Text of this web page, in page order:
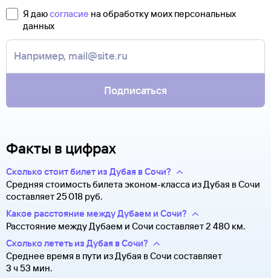
полете.
Туту.ру высылает маршрутную квитанцию по электронной
почте. Советуем распечатать ее и взять с собой в аэропорт.
за границей, хотя для посадки в самолет вам понадобится
только паспорт.
свою ситуацию. С вами свяжутся наши специалисты.
В письме, которое вы получите после заказа, будут
контакты агентства-партнера, через которое оформлен
билет. Вы можете связаться с ним напрямую.
Я даюсогласие на обработку моих персональных
данных
Подписаться
Факты в цифрах
Сколько стоит билет из Дубая в Сочи?
Средняя стоимость билета эконом-класса из Дубая в Сочи
составляет 25 ⁠018 руб.
Какое расстояние между Дубаем и Сочи?
Расстояние между Дубаем и Сочи составляет 2 480 км.
Сколько лететь из Дубая в Сочи?
Среднее время в пути из Дубая в Сочи составляет
3 ч 53 мин.